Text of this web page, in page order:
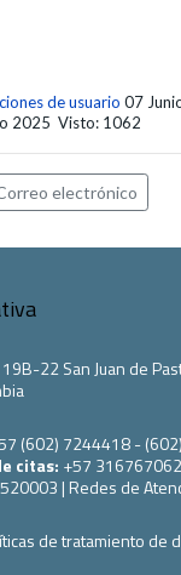
de usuario 07
2025 Visto: 1062
electrónico
22 San Juan de
(602) 7244418 -
citas: +57
520003 | Redes de
de tratamiento de